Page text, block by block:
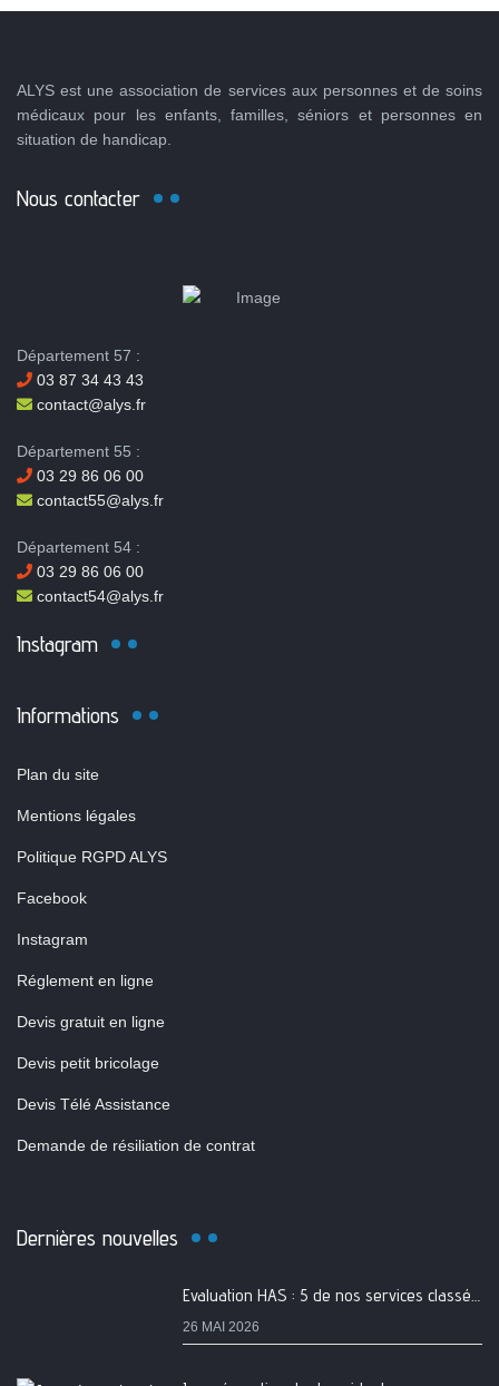
ALYS est une association de services aux personnes et de soins
médicaux pour les enfants, familles, séniors et personnes en
situation de handicap.
Nous contacter
Département 57 :
03 87 34 43 43
contact@alys.fr
Département 55 :
03 29 86 06 00
contact55@alys.fr
Département 54 :
03 29 86 06 00
contact54@alys.fr
Instagram
Informations
Plan du site
Mentions légales
Politique RGPD ALYS
Facebook
Instagram
Réglement en ligne
Devis gratuit en ligne
Devis petit bricolage
Devis Télé Assistance
Demande de résiliation de contrat
Dernières nouvelles
Evaluation HAS : 5 de nos services classés A
26 MAI 2026